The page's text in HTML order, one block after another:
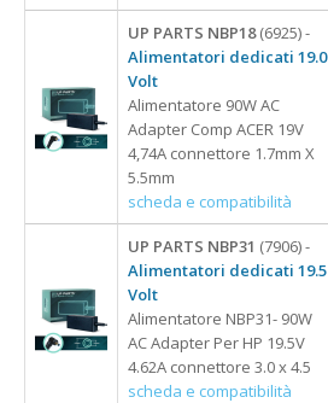
UP PARTS NBP18(6925) -
Alimentatori dedicati 19.0
Volt
Alimentatore 90W AC
Adapter Comp ACER 19V
4,74A connettore 1.7mm X
5.5mm
scheda e compatibilità
UP PARTS NBP31 (7906) -
Alimentatori dedicati 19.5
Volt
Alimentatore NBP31- 90W
AC Adapter Per HP 19.5V
4.62A connettore 3.0 x 4.5
scheda e compatibilità